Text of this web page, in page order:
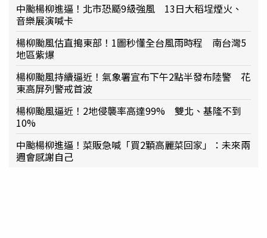
中颱楊柳進逼！北市恐颳9級強風 13日大稻埕煙火、
音樂展演喊卡
楊柳颱風估直搗東部！1圖秒懂全台風雨時程 南台灣5
地區紫爆
楊柳颱風持續逼近！氣象署宣布下午2點半發布陸警 花
東高屏列警戒首波
楊柳颱風逼近！2地侵襲率高達99% 雙北、基隆不到
10%
中颱楊柳進逼！菜販急喊「買2顆高麗菜回家」：未來兩
週會感謝自己